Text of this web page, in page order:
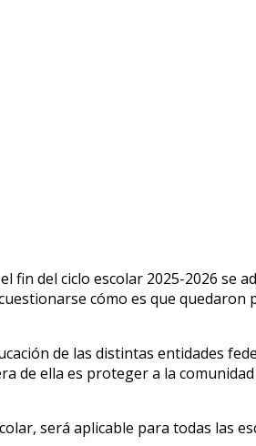
fin del ciclo escolar 2025-2026 se
cómo es que
de las distintas entidades
de ella es proteger a la
será aplicable para todas las